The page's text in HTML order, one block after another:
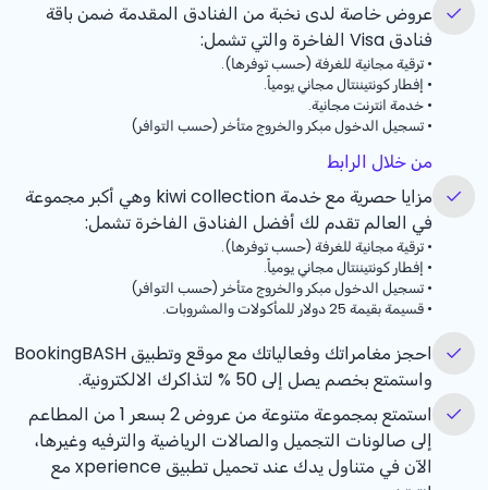
عروض خاصة لدى نخبة من الفنادق المقدمة ضمن باقة
فنادق Visa الفاخرة والتي تشمل:
• ترقية مجانية للغرفة (حسب توفرها).
• إفطار كونتيننتال مجاني يومياً.
• خدمة انترنت مجانية.
• تسجيل الدخول مبكر والخروج متأخر (حسب التوافر)
من خلال الرابط
مزايا حصرية مع خدمة kiwi collection وهي أكبر مجموعة
في العالم تقدم لك أفضل الفنادق الفاخرة تشمل:
• ترقية مجانية للغرفة (حسب توفرها).
• إفطار كونتيننتال مجاني يومياً.
• تسجيل الدخول مبكر والخروج متأخر (حسب التوافر)
• قسيمة بقيمة 25 دولار للمأكولات والمشروبات.
احجز مغامراتك وفعالياتك مع موقع وتطبيق BookingBASH
واستمتع بخصم يصل إلى % 50 لتذاكرك الالكترونية.
استمتع بمجموعة متنوعة من عروض 2 بسعر 1 من المطاعم
إلى صالونات التجميل والصالات الرياضية والترفيه وغيرها،
الآن في متناول يدك عند تحميل تطبيق xperience مع